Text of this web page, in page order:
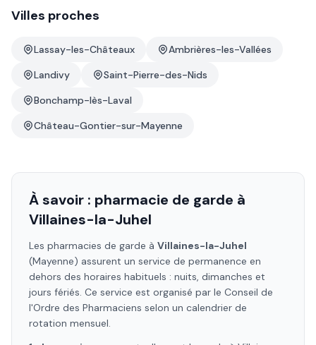
Villes proches
Lassay-les-Châteaux
Ambrières-les-Vallées
Landivy
Saint-Pierre-des-Nids
Bonchamp-lès-Laval
Château-Gontier-sur-Mayenne
À savoir : pharmacie de garde à
Villaines-la-Juhel
Les pharmacies de garde à Villaines-la-Juhel
(Mayenne) assurent un service de permanence en
dehors des horaires habituels : nuits, dimanches et
jours fériés. Ce service est organisé par le Conseil de
l'Ordre des Pharmaciens selon un calendrier de
rotation mensuel.